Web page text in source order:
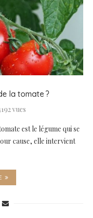
la tomate ?
vues
est le légume qui se
cause, elle intervient